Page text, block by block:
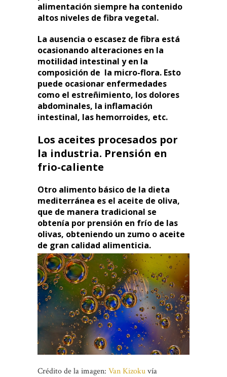
alimentación siempre ha contenido
altos niveles de fibra vegetal.
La ausencia o escasez de fibra está
ocasionando alteraciones en la
motilidad intestinal y en la
composición de la micro-flora. Esto
puede ocasionar enfermedades
como el estreñimiento, los dolores
abdominales, la inflamación
intestinal, las hemorroides, etc.
Los aceites procesados por
la industria. Prensión en
frio-caliente
Otro alimento básico de la dieta
mediterránea es el aceite de oliva,
que de manera tradicional se
obtenía por prensión en frío de las
olivas, obteniendo un zumo o aceite
de gran calidad alimenticia.
Crédito de la imagen: Van Kizokuvía